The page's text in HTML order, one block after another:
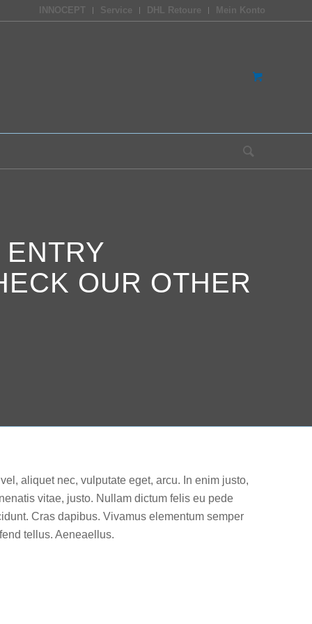
INNOCEPT Service DHL Retoure Mein Konto
OUR OTHER
aliquet nec, vulputate eget, arcu. In enim justo,
vitae, justo. Nullam dictum felis eu pede
Cras dapibus. Vivamus elementum semper
tellus. Aeneaellus.